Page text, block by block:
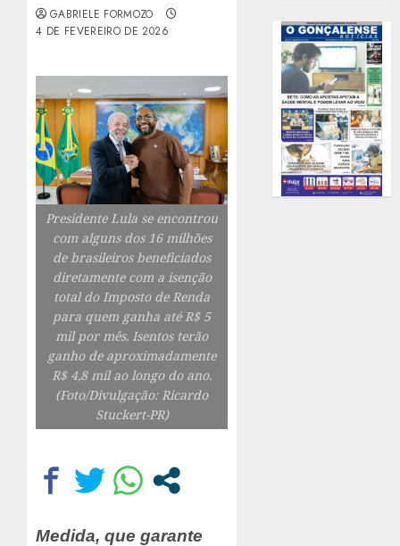
GABRIELE FORMOZO
4 DE FEVEREIRO DE 2026
Presidente Lula se encontrou
com alguns dos 16 milhões
de brasileiros beneficiados
diretamente com a isenção
total do Imposto de Renda
para quem ganha até R$ 5
mil por mês. Isentos terão
ganho de aproximadamente
R$ 4,8 mil ao longo do ano.
(Foto/Divulgação: Ricardo
Stuckert-PR)
Medida, que garante